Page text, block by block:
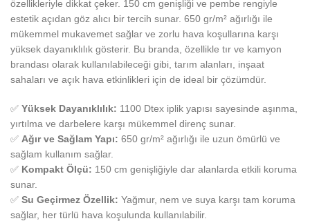
özellikleriyle dikkat çeker. 150 cm genişliği ve pembe rengiyle
estetik açıdan göz alıcı bir tercih sunar. 650 gr/m² ağırlığı ile
mükemmel mukavemet sağlar ve zorlu hava koşullarına karşı
yüksek dayanıklılık gösterir. Bu branda, özellikle tır ve kamyon
brandası olarak kullanılabileceği gibi, tarım alanları, inşaat
sahaları ve açık hava etkinlikleri için de ideal bir çözümdür.
✅ Yüksek Dayanıklılık: 1100 Dtex iplik yapısı sayesinde aşınma,
yırtılma ve darbelere karşı mükemmel direnç sunar.
✅ Ağır ve Sağlam Yapı: 650 gr/m² ağırlığı ile uzun ömürlü ve
sağlam kullanım sağlar.
✅ Kompakt Ölçü: 150 cm genişliğiyle dar alanlarda etkili koruma
sunar.
✅ Su Geçirmez Özellik: Yağmur, nem ve suya karşı tam koruma
sağlar, her türlü hava koşulunda kullanılabilir.